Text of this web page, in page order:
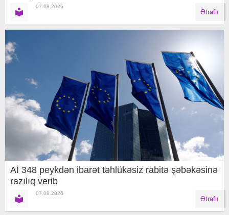
07.08.2026
Ətraflı
Aİ 348 peykdən ibarət təhlükəsiz rabitə şəbəkəsinə
razılıq verib
07.08.2026
Ətraflı